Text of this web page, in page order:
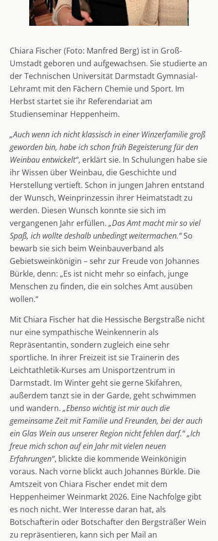
Chiara Fischer (Foto: Manfred Berg) ist in Groß-
Umstadt geboren und aufgewachsen. Sie studierte an
der Technischen Universität Darmstadt Gymnasial-
Lehramt mit den Fächern Chemie und Sport. Im
Herbst startet sie ihr Referendariat am
Studienseminar Heppenheim.
„Auch wenn ich nicht klassisch in einer Winzerfamilie groß
geworden bin, habe ich schon früh Begeisterung für den
Weinbau entwickelt“, erklärt sie. In Schulungen habe sie
ihr Wissen über Weinbau, die Geschichte und
Herstellung vertieft. Schon in jungen Jahren entstand
der Wunsch, Weinprinzessin ihrer Heimatstadt zu
werden. Diesen Wunsch konnte sie sich im
vergangenen Jahr erfüllen. „Das Amt macht mir so viel
Spaß, ich wollte deshalb unbedingt weitermachen.“So
bewarb sie sich beim Weinbauverband als
Gebietsweinkönigin – sehr zur Freude von Johannes
Bürkle, denn: „Es ist nicht mehr so einfach, junge
Menschen zu finden, die ein solches Amt ausüben
wollen.“
Mit Chiara Fischer hat die Hessische Bergstraße nicht
nur eine sympathische Weinkennerin als
Repräsentantin, sondern zugleich eine sehr
sportliche. In ihrer Freizeit ist sie Trainerin des
Leichtathletik-Kurses am Unisportzentrum in
Darmstadt. Im Winter geht sie gerne Skifahren,
außerdem tanzt sie in der Garde, geht schwimmen
und wandern. „Ebenso wichtig ist mir auch die
gemeinsame Zeit mit Familie und Freunden, bei der auch
ein Glas Wein aus unserer Region nicht fehlen darf.“ „Ich
freue mich schon auf ein Jahr mit vielen neuen
Erfahrungen“, blickte die kommende Weinkönigin
voraus. Nach vorne blickt auch Johannes Bürkle. Die
Amtszeit von Chiara Fischer endet mit dem
Heppenheimer Weinmarkt 2026. Eine Nachfolge gibt
es noch nicht. Wer Interesse daran hat, als
Botschafterin oder Botschafter den Bergsträßer Wein
zu repräsentieren, kann sich per Mail an